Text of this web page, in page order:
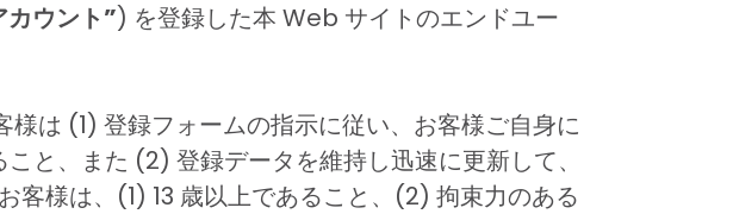
カウント”) を登録した本 Web サイトのエンドユー
は (1) 登録フォームの指示に従い、お客様ご自身に
と、また (2) 登録データを維持し迅速に更新して、
客様は、(1) 13 歳以上であること、(2) 拘束力のある